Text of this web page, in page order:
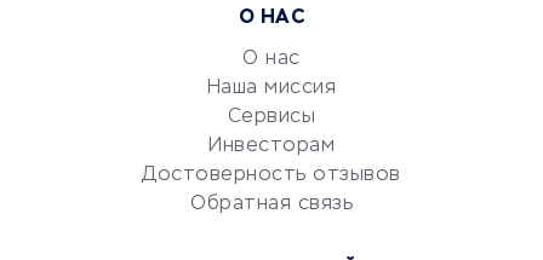
документооборот
Юридические компании
О НАС
О нас
Наша миссия
Сервисы
Инвесторам
Достоверность отзывов
Обратная связь